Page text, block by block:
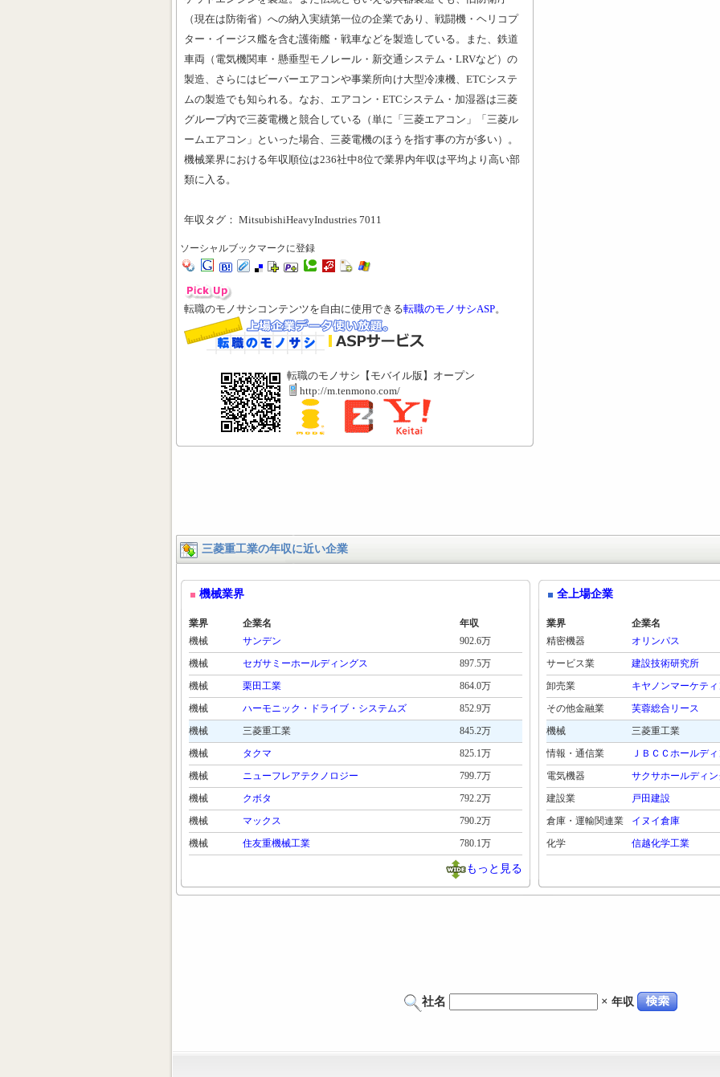
（現在は防衛省）への納入実績第一位の企業であり、戦闘機・ヘリコプ
ター・イージス艦を含む護衛艦・戦車などを製造している。また、鉄道
車両（電気機関車・懸垂型モノレール・新交通システム・LRVなど）の
製造、さらにはビーバーエアコンや事業所向け大型冷凍機、ETCシステ
ムの製造でも知られる。なお、エアコン・ETCシステム・加湿器は三菱
グループ内で三菱電機と競合している（単に「三菱エアコン」「三菱ル
ームエアコン」といった場合、三菱電機のほうを指す事の方が多い）。
機械業界における年収順位は236社中8位で業界内年収は平均より高い部
類に入る。
年収タグ： MitsubishiHeavyIndustries 7011
ソーシャルブックマークに登録
転職のモノサシコンテンツを自由に使用できる転職のモノサシASP。
転職のモノサシ【モバイル版】オープン
http://m.tenmono.com/
三菱重工業の年収に近い企業
機械業界
業界 企業名
年収
機械
サンデン
902.6万
機械
セガサミーホールディングス
897.5万
機械
栗田工業
864.0万
機械
ハーモニック・ドライブ・システムズ
852.9万
機械
三菱重工業
845.2万
機械
タクマ
825.1万
機械
ニューフレアテクノロジー
799.7万
機械
クボタ
792.2万
機械
マックス
790.2万
機械
住友重機械工業 780.1万
もっと見る
全上場企業
業界
企業名
精密機器
オリンパス
サービス業
建設技術研究所
卸売業
キヤノンマーケテ
その他金融業
芙蓉総合リース
機械
三菱重工業
情報・通信業
ＪＢＣＣホールデ
電気機器
サクサホールディ
建設業
戸田建設
倉庫・運輸関連業
イヌイ倉庫
化学
信越化学工業
社名 × 年収